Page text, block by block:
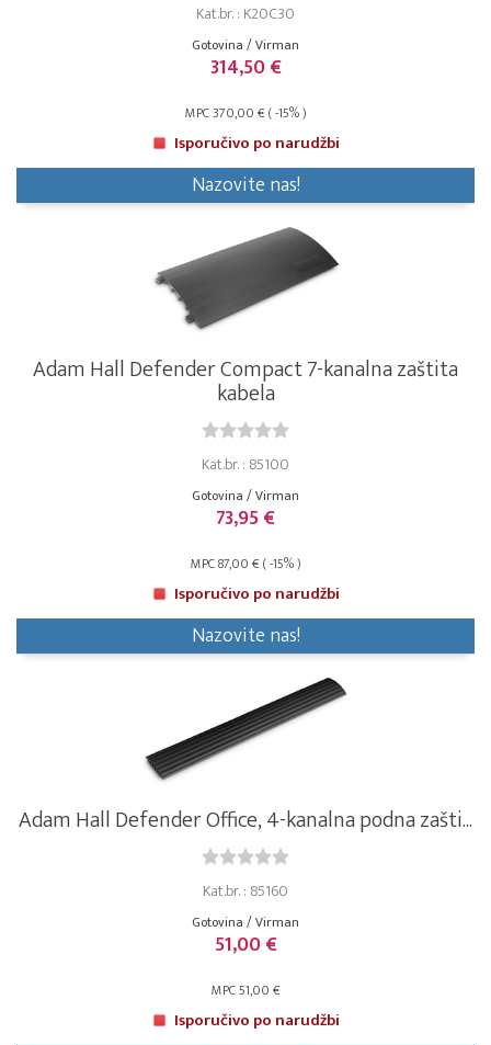
Kat.br. : K20C30
Gotovina / Virman
314,50 €
MPC 370,00 € ( -15% )
Isporučivo po narudžbi
Nazovite nas!
Adam Hall Defender Compact 7-kanalna zaštita
kabela
Kat.br. : 85100
Gotovina / Virman
73,95 €
MPC 87,00 € ( -15% )
Isporučivo po narudžbi
Nazovite nas!
Adam Hall Defender Office, 4-kanalna podna zašti...
Kat.br. : 85160
Gotovina / Virman
51,00 €
MPC 51,00 €
Isporučivo po narudžbi